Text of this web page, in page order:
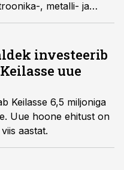
, metalli- ja
ettevõtete juhid.
investeerib
uue
Keilasse 6,5 miljoniga
Uue hoone ehitust on
aastat.